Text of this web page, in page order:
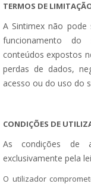
TERMOS DE
A Sintimex não pode
funcionamento do
conteúdos expostos
perdas de dados,
acesso ou do uso do
CONDIÇÕES DE
As condições de
exclusivamente pela
O utilizador